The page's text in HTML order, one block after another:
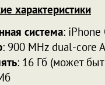
характеристики
система: iPhone
: 900 MHz dual-core
: 16 Гб (может